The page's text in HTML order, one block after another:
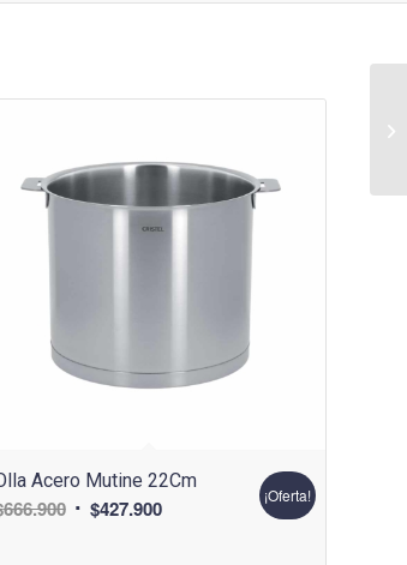
Acero Mutine 22Cm
666.900 El $427.900El
¡Oferta!